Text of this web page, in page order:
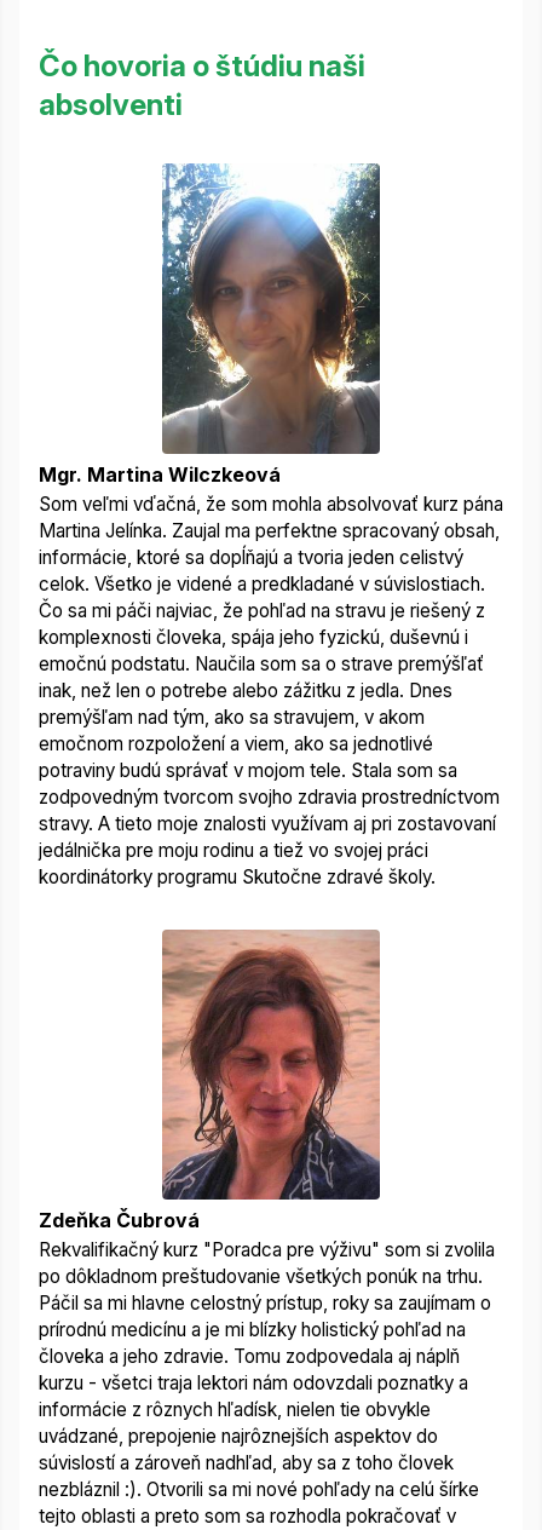
Čo hovoria o štúdiu naši
absolventi
Mgr. Martina Wilczkeová
Som veľmi vďačná, že som mohla absolvovať kurz pána
Martina Jelínka. Zaujal ma perfektne spracovaný obsah,
informácie, ktoré sa dopĺňajú a tvoria jeden celistvý
celok. Všetko je videné a predkladané v súvislostiach.
Čo sa mi páči najviac, že pohľad na stravu je riešený z
komplexnosti človeka, spája jeho fyzickú, duševnú i
emočnú podstatu. Naučila som sa o strave premýšľať
inak, než len o potrebe alebo zážitku z jedla. Dnes
premýšľam nad tým, ako sa stravujem, v akom
emočnom rozpoložení a viem, ako sa jednotlivé
potraviny budú správať v mojom tele. Stala som sa
zodpovedným tvorcom svojho zdravia prostredníctvom
stravy. A tieto moje znalosti využívam aj pri zostavovaní
jedálnička pre moju rodinu a tiež vo svojej práci
koordinátorky programu Skutočne zdravé školy.
Zdeňka Čubrová
Rekvalifikačný kurz "Poradca pre výživu" som si zvolila
po dôkladnom preštudovanie všetkých ponúk na trhu.
Páčil sa mi hlavne celostný prístup, roky sa zaujímam o
prírodnú medicínu a je mi blízky holistický pohľad na
človeka a jeho zdravie. Tomu zodpovedala aj náplň
kurzu - všetci traja lektori nám odovzdali poznatky a
informácie z rôznych hľadísk, nielen tie obvykle
uvádzané, prepojenie najrôznejších aspektov do
súvislostí a zároveň nadhľad, aby sa z toho človek
nezbláznil :). Otvorili sa mi nové pohľady na celú šírke
tejto oblasti a preto som sa rozhodla pokračovať v